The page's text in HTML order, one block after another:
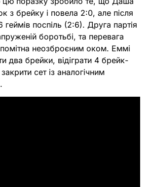
з брейку і повела 2:0, але після
геймів поспіль (2:6). Друга партія
боротьбі, та перевага
неозброєним оком. Еммі
два брейки, відіграти 4 брейк-
сет із аналогічним